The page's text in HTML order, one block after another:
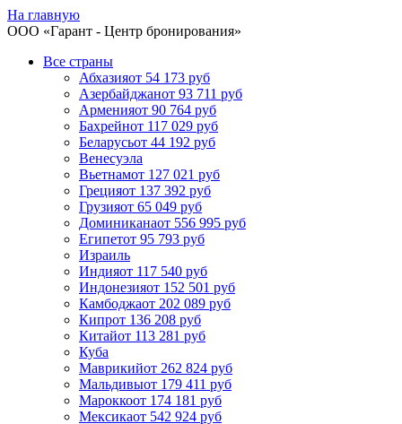
На главную
ООО «Гарант - Центр бронирования»
Все страны
Абхазияот 54 173 руб
Азербайджанот 93 711 руб
Арменияот 90 764 руб
Бахрейнот 117 029 руб
Беларусьот 44 192 руб
Венесуэла
Вьетнамот 127 021 руб
Грецияот 137 392 руб
Грузияот 65 049 руб
Доминиканаот 556 995 руб
Египетот 95 793 руб
Израиль
Индияот 117 540 руб
Индонезияот 152 501 руб
Камбоджаот 202 089 руб
Кипрот 136 208 руб
Китайот 113 281 руб
Куба
Маврикийот 262 824 руб
Мальдивыот 179 411 руб
Мароккоот 174 181 руб
Мексикаот 542 924 руб